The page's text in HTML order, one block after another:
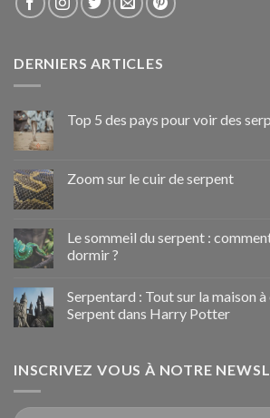
DERNIERS ARTICLES
Top 5 des pays pour voir des
Zoom sur le cuir de serpent
Le sommeil du serpent :
dormir ?
Serpentard : Tout sur la maison
Serpent dans Harry Potter
INSCRIVEZ VOUS À NOTRE